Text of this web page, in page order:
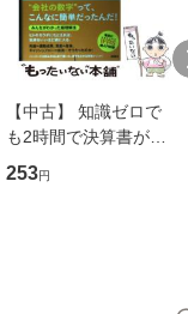
【中古】 知識ゼロで
も2時間で決算書が読
めるようになる！ 会
計超入門！ / 佐伯 良
253円